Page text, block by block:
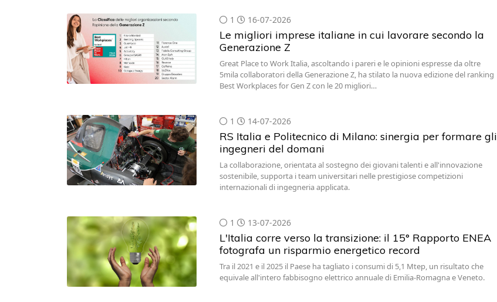
1 16-07-2026
Le migliori imprese italiane in cui lavorare secondo la
Generazione Z
Great Place to Work Italia, ascoltando i pareri e le opinioni espresse da oltre
5mila collaboratori della Generazione Z, ha stilato la nuova edizione del ranking
Best Workplaces for Gen Z con le 20 migliori…
1 14-07-2026
RS Italia e Politecnico di Milano: sinergia per formare gli
ingegneri del domani
La collaborazione, orientata al sostegno dei giovani talenti e all'innovazione
sostenibile, supporta i team universitari nelle prestigiose competizioni
internazionali di ingegneria applicata.
1 13-07-2026
L'Italia corre verso la transizione: il 15° Rapporto ENEA
fotografa un risparmio energetico record
Tra il 2021 e il 2025 il Paese ha tagliato i consumi di 5,1 Mtep, un risultato che
equivale all'intero fabbisogno elettrico annuale di Emilia-Romagna e Veneto.